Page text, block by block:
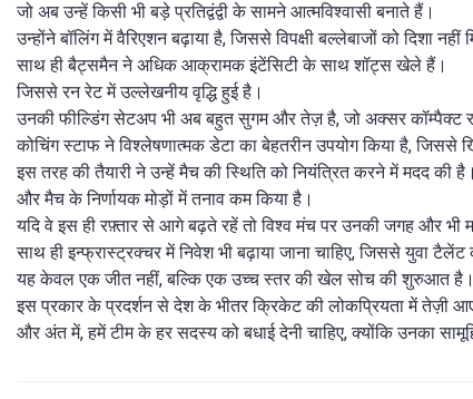
जो अब उन्हें किसी भी बड़े प्रतिद्वंद्वी के सामने आत्मविश्वासी बनाते हैं।
उन्होंने बॉलिंग में वैरिएशन बढ़ाया है, जिससे विपक्षी बल्लेबाजों को दिशा नहीं
साथ ही बैट्समैन ने अधिक आक्रामक इंटेंसिटी के साथ शॉट्स खेले हैं।
जिससे रन रेट में उल्लेखनीय वृद्धि हुई है।
उनकी फील्डिंग सेटअप भी अब बहुत सुगम और तेज़ है, जो अक्सर कॉम्पैक्ट
कोचिंग स्टाफ ने विश्लेषणात्मक डेटा का बेहतरीन उपयोग किया है, जिससे
इस तरह की तैयारी ने उन्हें मैच की स्थिति को नियंत्रित करने में मदद की है।
और मैच के निर्णायक मोड़ों में तनाव कम किया है।
यदि वे इस ही रफ़्तार से आगे बढ़ते रहें तो विश्व मंच पर उनकी जगह और भी
साथ ही इन्फ्रास्ट्रक्चर में निवेश भी बढ़ाया जाना चाहिए, जिससे युवा टैलेंट
यह केवल एक जीत नहीं, बल्कि एक उच्च स्तर की खेल सोच की शुरुआत है।
इस प्रकार के प्रदर्शन से देश के भीतर क्रिकेट की लोकप्रियता में तेज़ी
और अंत में, हमें टीम के हर सदस्य को बधाई देनी चाहिए, क्योंकि उनका